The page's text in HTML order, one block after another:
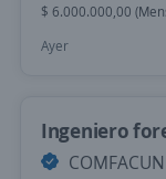
$ 6.000.000,00
Ayer
Ingeniero